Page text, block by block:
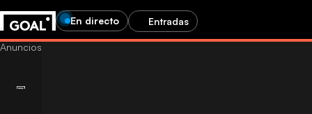
En directo Entradas